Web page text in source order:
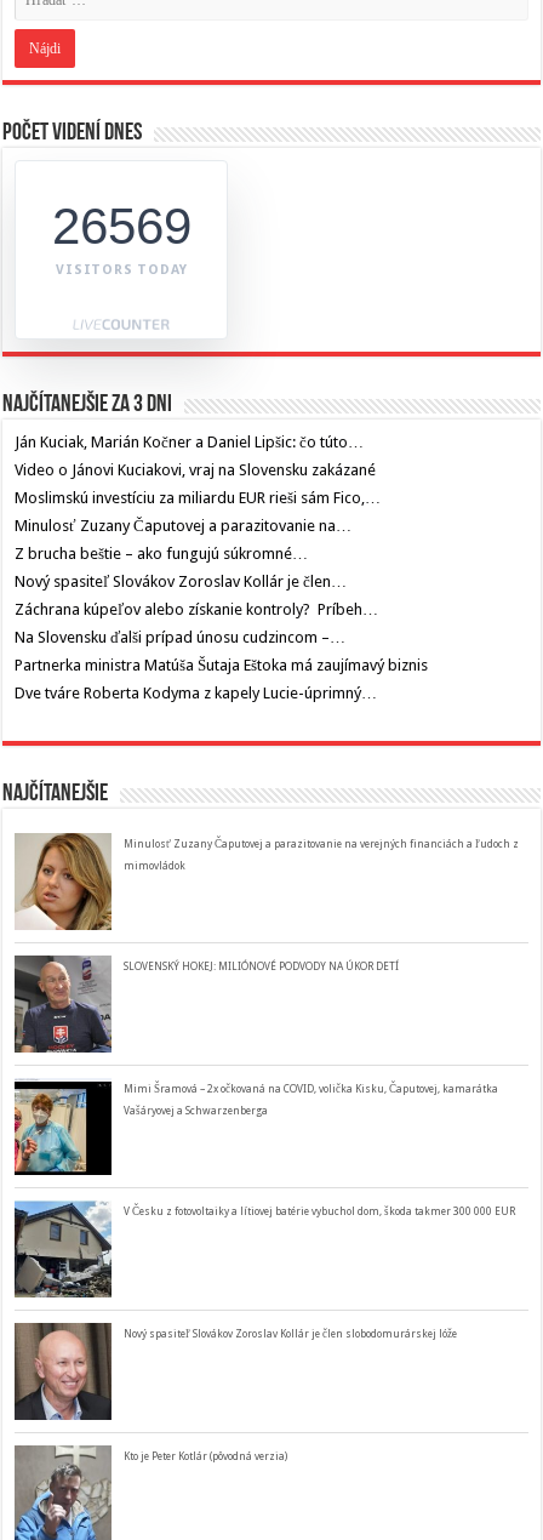
Počet videní dnes
26569
VISITORS TODAY
Najčítanejšie za 3 dni
Ján Kuciak, Marián Kočner a Daniel Lipšic: čo túto…
Video o Jánovi Kuciakovi, vraj na Slovensku zakázané
Moslimskú investíciu za miliardu EUR rieši sám Fico,…
Minulosť Zuzany Čaputovej a parazitovanie na…
Z brucha beštie – ako fungujú súkromné…
Nový spasiteľ Slovákov Zoroslav Kollár je člen…
Záchrana kúpeľov alebo získanie kontroly? Príbeh…
Na Slovensku ďalši prípad únosu cudzincom –…
Partnerka ministra Matúša Šutaja Eštoka má zaujímavý biznis
Dve tváre Roberta Kodyma z kapely Lucie-úprimný…
Najčítanejšie
Minulosť Zuzany Čaputovej a parazitovanie na verejných financiách a ľudoch z
mimovládok
SLOVENSKÝ HOKEJ: MILIÓNOVÉ PODVODY NA ÚKOR DETÍ
Mimi Šramová – 2x očkovaná na COVID, volička Kisku, Čaputovej, kamarátka
Vašáryovej a Schwarzenberga
V Česku z fotovoltaiky a lítiovej batérie vybuchol dom, škoda takmer 300 000 EUR
Nový spasiteľ Slovákov Zoroslav Kollár je člen slobodomurárskej lóže
Kto je Peter Kotlár (pôvodná verzia)